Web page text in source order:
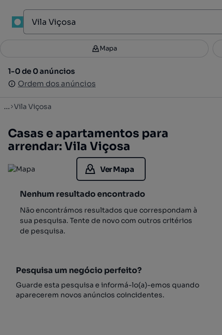
Filtros 2
1-0 de 0 anúncios
Ordem dos anúncios
Mapa
1-0 de 0 anúncios
Ordem dos anúncios
... Vila Viçosa
Casas e apartamentos para
arrendar: Vila Viçosa
Ver Mapa
Nenhum resultado encontrado
Não encontrámos resultados que correspondam à
sua pesquisa. Tente de novo com outros critérios
de pesquisa.
Pesquisa um negócio perfeito?
Guarde esta pesquisa e informá-lo(a)-emos quando
aparecerem novos anúncios coincidentes.